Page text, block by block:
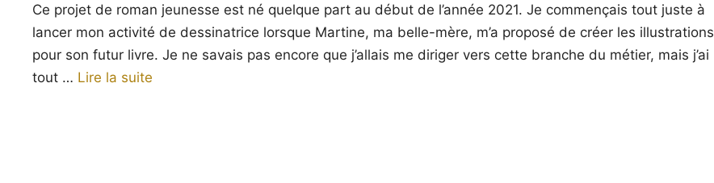
Ce projet de roman jeunesse est né quelque part au début de l’année 2021. Je commençais tout juste à
lancer mon activité de dessinatrice lorsque Martine, ma belle-mère, m’a proposé de créer les illustrations
pour son futur livre. Je ne savais pas encore que j’allais me diriger vers cette branche du métier, mais j’ai
tout … Lire la suite